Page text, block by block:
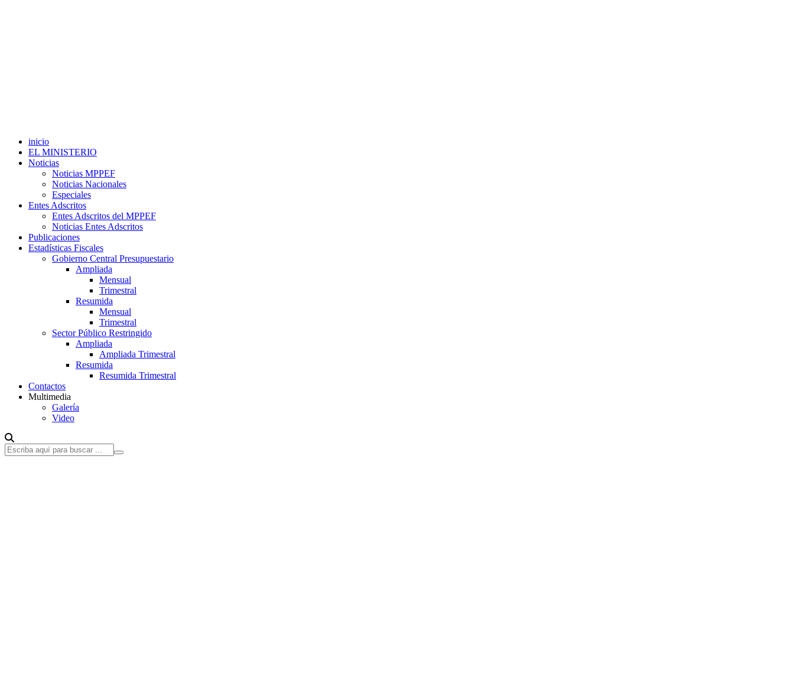
inicio
EL MINISTERIO
Noticias
Noticias MPPEF
Noticias Nacionales
Especiales
Entes Adscritos
Entes Adscritos del MPPEF
Noticias Entes Adscritos
Publicaciones
Estadísticas Fiscales
Gobierno Central Presupuestario
Ampliada
Mensual
Trimestral
Resumida
Mensual
Trimestral
Sector Público Restringido
Ampliada
Ampliada Trimestral
Resumida
Resumida Trimestral
Contactos
Multimedia
Galería
Video